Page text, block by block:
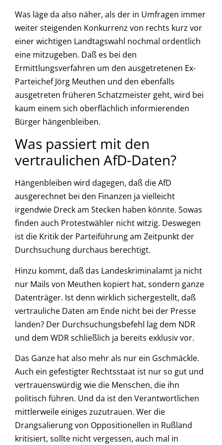
Was läge da also näher, als der in Umfragen immer
weiter steigenden Konkurrenz von rechts kurz vor
einer wichtigen Landtagswahl nochmal ordentlich
eine mitzugeben. Daß es bei den
Ermittlungsverfahren um den ausgetretenen Ex-
Parteichef Jörg Meuthen und den ebenfalls
ausgetreten früheren Schatzmeister geht, wird bei
kaum einem sich oberflächlich informierenden
Bürger hängenbleiben.
Was passiert mit den
vertraulichen AfD-Daten?
Hängenbleiben wird dagegen, daß die AfD
ausgerechnet bei den Finanzen ja vielleicht
irgendwie Dreck am Stecken haben könnte. Sowas
finden auch Protestwähler nicht witzig. Deswegen
ist die Kritik der Parteiführung am Zeitpunkt der
Durchsuchung durchaus berechtigt.
Hinzu kommt, daß das Landeskriminalamt ja nicht
nur Mails von Meuthen kopiert hat, sondern ganze
Datenträger. Ist denn wirklich sichergestellt, daß
vertrauliche Daten am Ende nicht bei der Presse
landen? Der Durchsuchungsbefehl lag dem NDR
und dem WDR schließlich ja bereits exklusiv vor.
Das Ganze hat also mehr als nur ein Gschmäckle.
Auch ein gefestigter Rechtsstaat ist nur so gut und
vertrauenswürdig wie die Menschen, die ihn
politisch führen. Und da ist den Verantwortlichen
mittlerweile einiges zuzutrauen. Wer die
Drangsalierung von Oppositionellen in Rußland
kritisiert, sollte nicht vergessen, auch mal in